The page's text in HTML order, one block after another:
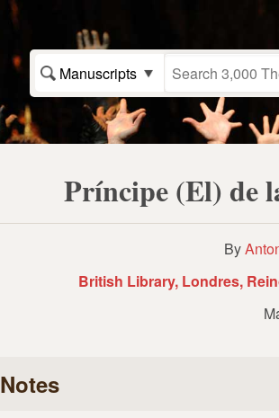
Manuscripts
Príncipe (El) de
By
British Library, Londres,
Notes